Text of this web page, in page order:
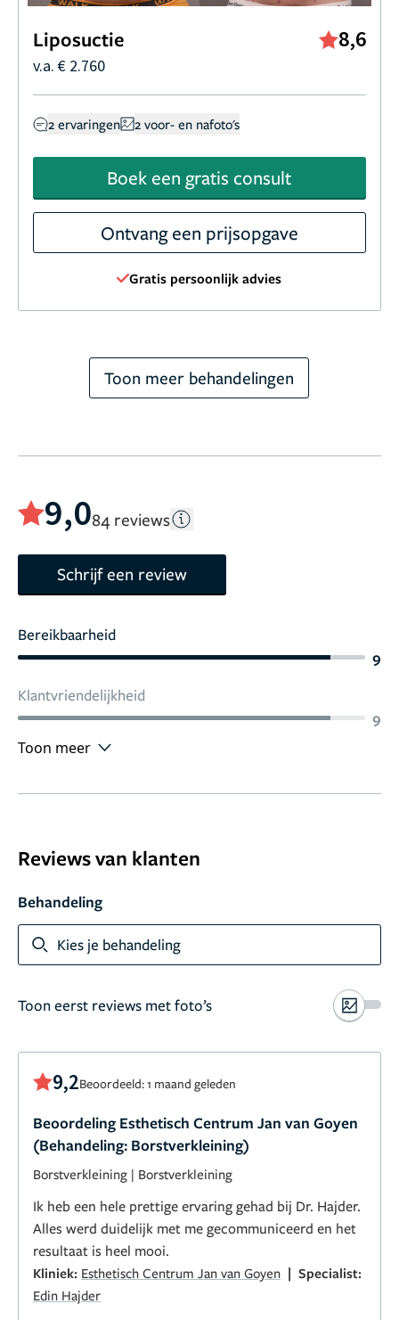
Liposuctie 8,6
v.a. € 2.760
2 ervaringen 2 voor- en nafoto's
Boek een gratis consult
Ontvang een prijsopgave
Gratis persoonlijk advies
Toon meer behandelingen
9,084 reviews
Schrijf een review
Bereikbaarheid
9
Klantvriendelijkheid
9
Toon meer
Reviews van klanten
Behandeling
Kies je behandeling
Toon eerst reviews met foto’s
9,2Beoordeeld: 1 maand geleden
Beoordeling Esthetisch Centrum Jan van Goyen
(Behandeling: Borstverkleining)
Borstverkleining | Borstverkleining
Ik heb een hele prettige ervaring gehad bij Dr. Hajder.
Alles werd duidelijk met me gecommuniceerd en het
resultaat is heel mooi.
Kliniek: Esthetisch Centrum Jan van Goyen | Specialist:
Edin Hajder